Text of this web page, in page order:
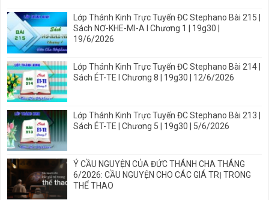
Lớp Thánh Kinh Trực Tuyến ĐC Stephano Bài 215 |
Sách NƠ-KHE-MI-A I Chương 1 | 19g30 |
19/6/2026
Lớp Thánh Kinh Trực Tuyến ĐC Stephano Bài 214 |
Sách ÉT-TE I Chương 8 | 19g30 | 12/6/2026
Lớp Thánh Kinh Trực Tuyến ĐC Stephano Bài 213 |
Sách ÉT-TE | Chương 5 | 19g30 | 5/6/2026
Ý CẦU NGUYỆN CỦA ĐỨC THÁNH CHA THÁNG
6/2026: CẦU NGUYỆN CHO CÁC GIÁ TRỊ TRONG
THỂ THAO